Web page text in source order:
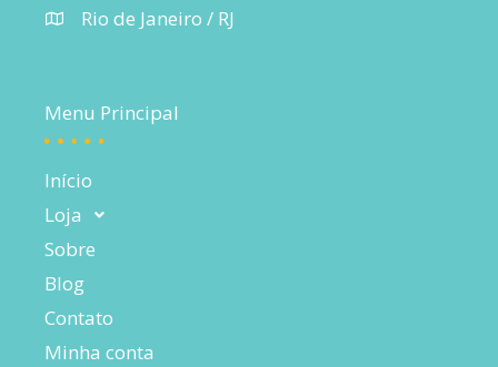
Rio de Janeiro / RJ
Menu Principal
Início
Loja
Sobre
Blog
Contato
Minha conta